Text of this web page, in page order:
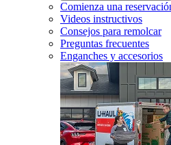
Comienza una
Videos instructivos
Consejos para remolcar
Preguntas frecuentes
Enganches y accesorios